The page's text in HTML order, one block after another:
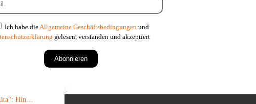
Hin…
Ich habe dieAllgemeine Geschäftsbedingungenund
gelesen, verstanden und akzeptiert
Abonnieren